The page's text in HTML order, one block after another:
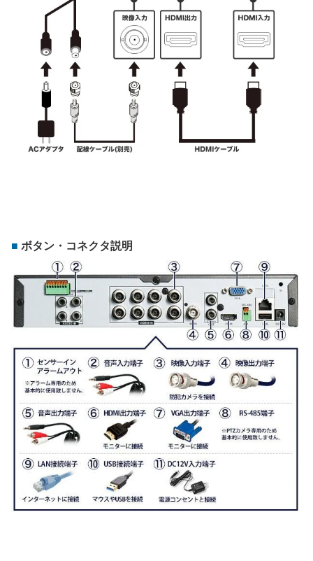
ボタン・コネクタ説明